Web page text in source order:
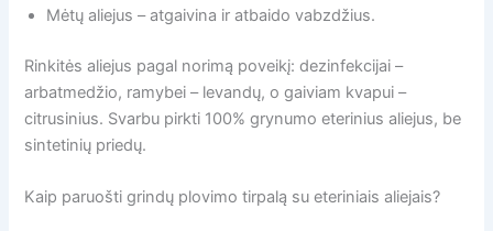
Mėtų aliejus – atgaivina ir atbaido vabzdžius.
Rinkitės aliejus pagal norimą poveikį: dezinfekcijai –
arbatmedžio, ramybei – levandų, o gaiviam kvapui –
citrusinius. Svarbu pirkti 100% grynumo eterinius aliejus, be
sintetinių priedų.
Kaip paruošti grindų plovimo tirpalą su eteriniais aliejais?